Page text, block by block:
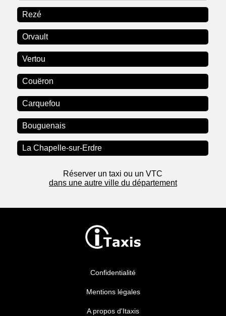
Rezé
Orvault
Vertou
Couëron
Carquefou
Bouguenais
La Chapelle-sur-Erdre
Réserver un taxi ou un VTC
dans une autre ville du département
Confidentialité
Mentions légales
A propos d'Itaxis